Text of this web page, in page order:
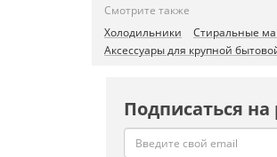
Смотрите также
Холодильники
Стиральные
Аксессуары для крупной
Подписаться на